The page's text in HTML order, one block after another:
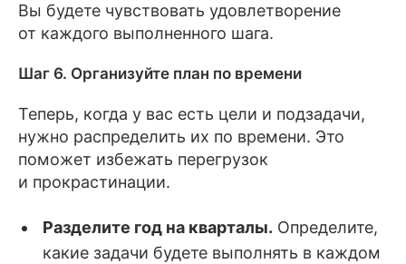
Вы будете чувствовать удовлетворение
от каждого выполненного шага.
Шаг 6. Организуйте план по времени
Теперь, когда у вас есть цели и подзадачи,
нужно распределить их по времени. Это
поможет избежать перегрузок
и прокрастинации.
Разделите год на кварталы. Определите,
какие задачи будете выполнять в каждом